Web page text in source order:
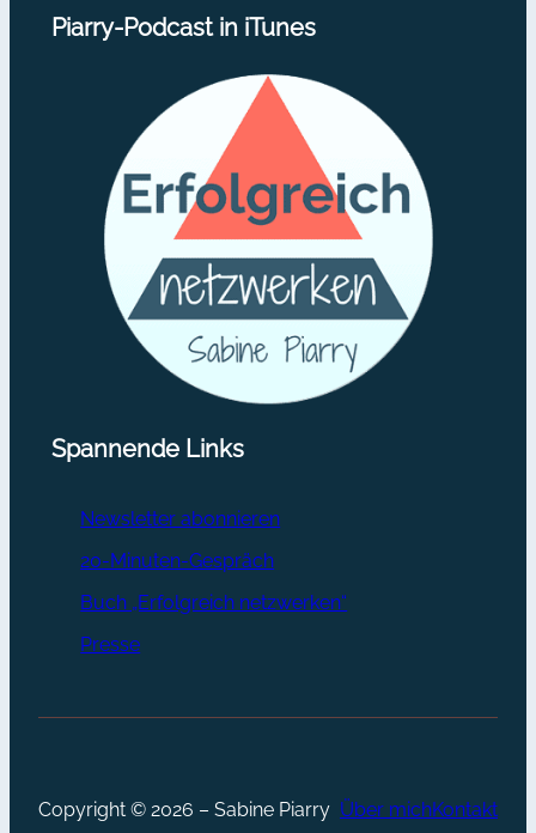
Piarry-Podcast in iTunes
Spannende Links
Newsletter abonnieren
20-Minuten-Gespräch
Buch „Erfolgreich netzwerken“
Presse
Copyright © 2026 – Sabine Piarry Über michKontakt